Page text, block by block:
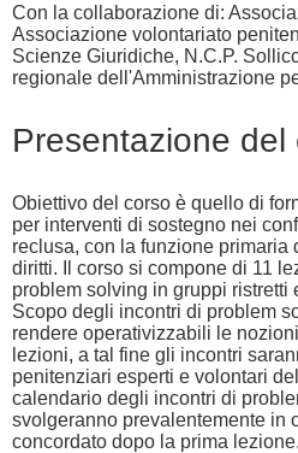
Con la collaborazione di:
Associazione volontariato
Scienze Giuridiche, N.C.P.
regionale dell'Amministrazione
Presentazione del
Obiettivo del corso è quello di
per interventi di sostegno nei
reclusa, con la funzione primaria
diritti. Il corso si compone di 11
problem solving in gruppi ristretti
Scopo degli incontri di problem
rendere operativizzabili le
lezioni, a tal fine gli incontri
penitenziari esperti e volontari
calendario degli incontri di
svolgeranno prevalentemente in
concordato dopo la prima lezione.